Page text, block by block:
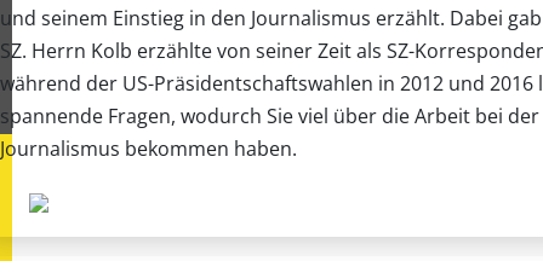
und seinem Einstieg in den Journalismus erzählt. Dabei
SZ. Herrn Kolb erzählte von seiner Zeit als SZ-
während der US-Präsidentschaftswahlen in 2012 und
spannende Fragen, wodurch Sie viel über die Arbeit bei
Journalismus bekommen haben.